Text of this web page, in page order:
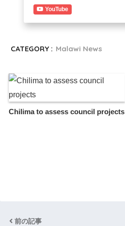
YouTube
CATEGORY : Malawi News
Chilima to assess council projects
前の記事